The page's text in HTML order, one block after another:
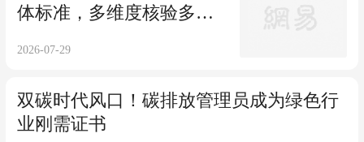
体标准，多维度核验多燕
色
2026-07-29
双碳时代风口！碳排放管理员成为绿色行
业刚需证书